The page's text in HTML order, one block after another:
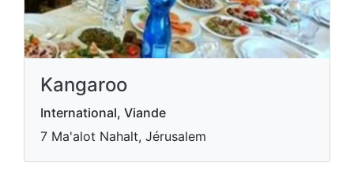
Kangaroo
International, Viande
7 Ma'alot Nahalt, Jérusalem